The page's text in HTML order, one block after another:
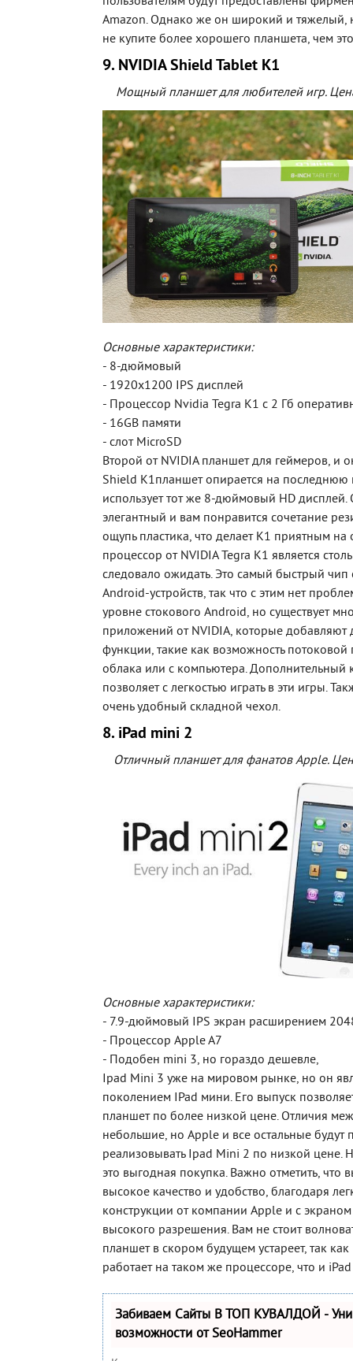
Amazon. Однако же он широкий и тяжелый,
не купите более хорошего планшета, чем
9. NVIDIA Shield Tablet K1
Мощный планшет для любителей игр.
Основные характеристики:
- 8-дюймовый
- 1920х1200 IPS дисплей
- Процессор Nvidia Tegra K1 с 2 Гб
- 16GB памяти
- слот MicroSD
Второй от NVIDIA планшет для геймеров, и
Shield К1планшет опирается на последнюю
использует тот же 8-дюймовый HD
элегантный и вам понравится сочетание
ощупь пластика, что делает К1 приятным на
процессор от NVIDIA Tegra К1 является
следовало ожидать. Это самый быстрый
Android-устройств, так что с этим нет
уровне стокового Android, но существует
приложений от NVIDIA, которые добавляют
функции, такие как возможность потоковой
облака или с компьютера. Дополнительный
позволяет с легкостью играть в эти игры.
очень удобный складной чехол.
8. iPad mini 2
Отличный планшет для фанатов Apple.
Основные характеристики:
- 7.9-дюймовый IPS экран расширением
- Процессор Apple A7
- Подобен mini 3, но гораздо дешевле,
Ipad Mini 3 уже на мировом рынке, но он
поколением IPad мини. Его выпуск
планшет по более низкой цене. Отличия
небольшие, но Apple и все остальные будут
реализовывать Ipad Mini 2 по низкой цене.
это выгодная покупка. Важно отметить, что
высокое качество и удобство, благодаря
конструкции от компании Apple и с
высокого разрешения. Вам не стоит
планшет в скором будущем устареет, так
работает на таком же процессоре, что и
Забиваем Сайты В ТОП КУВАЛДОЙ -
возможности от SeoHammer